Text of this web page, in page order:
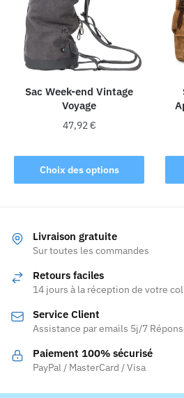
Sac Week-end Vintage
Voyage
47,92€
Choix des options
produit
a
Les
options
peuvent
être
sur
la
page
du
Livraison gratuite
Sur toutes les commandes
Retours faciles
14 jours à la réception de votre
Service Client
Assistance par emails 5j/7
Paiement 100% sécurisé
PayPal / MasterCard / Visa